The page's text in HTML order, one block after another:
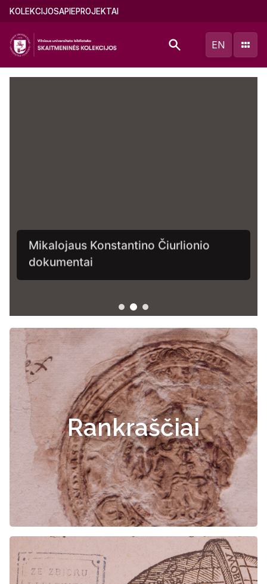
Pereiti
pagrindinį
turinį
Main
(lithuanian)
KOLEKCIJOSAPIEPROJEKTAI
EN
Mikalojaus Konstantino Čiurlionio
dokumentai
Rankraščiai